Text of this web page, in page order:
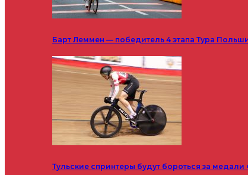
Барт Леммен — победитель 4 этапа Тура
Тульские спринтеры будут бороться за